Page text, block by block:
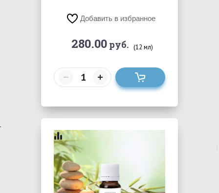
Добавить в избранное
280.00руб. (12 мл)